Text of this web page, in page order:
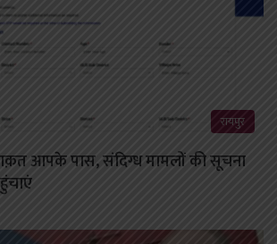
रायपुर
आपके पास, संदिग्ध मामलों की सूचना